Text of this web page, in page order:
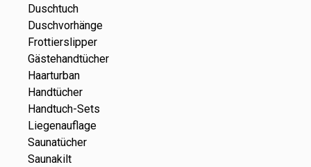
Duschtuch
Duschvorhänge
Frottierslipper
Gästehandtücher
Haarturban
Handtücher
Handtuch-Sets
Liegenauflage
Saunatücher
Saunakilt